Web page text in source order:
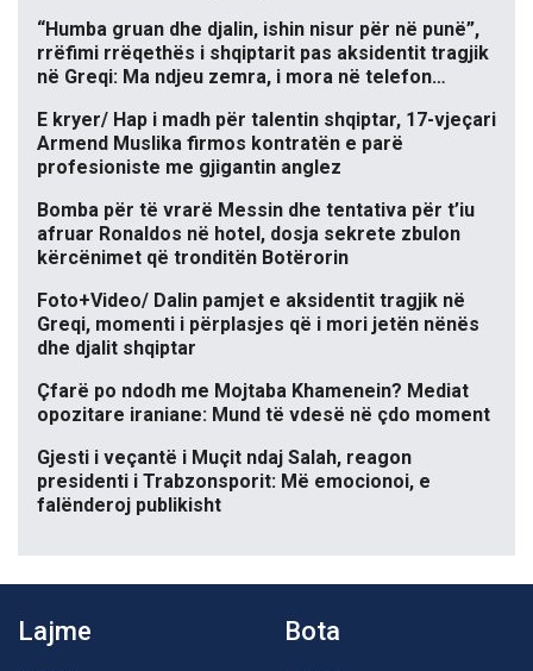
“Humba gruan dhe djalin, ishin nisur për në punë”,
rrëfimi rrëqethës i shqiptarit pas aksidentit tragjik
në Greqi: Ma ndjeu zemra, i mora në telefon…
E kryer/ Hap i madh për talentin shqiptar, 17-vjeçari
Armend Muslika firmos kontratën e parë
profesioniste me gjigantin anglez
Bomba për të vrarë Messin dhe tentativa për t’iu
afruar Ronaldos në hotel, dosja sekrete zbulon
kërcënimet që tronditën Botërorin
Foto+Video/ Dalin pamjet e aksidentit tragjik në
Greqi, momenti i përplasjes që i mori jetën nënës
dhe djalit shqiptar
Çfarë po ndodh me Mojtaba Khamenein? Mediat
opozitare iraniane: Mund të vdesë në çdo moment
Gjesti i veçantë i Muçit ndaj Salah, reagon
presidenti i Trabzonsporit: Më emocionoi, e
falënderoj publikisht
Lajme Bota